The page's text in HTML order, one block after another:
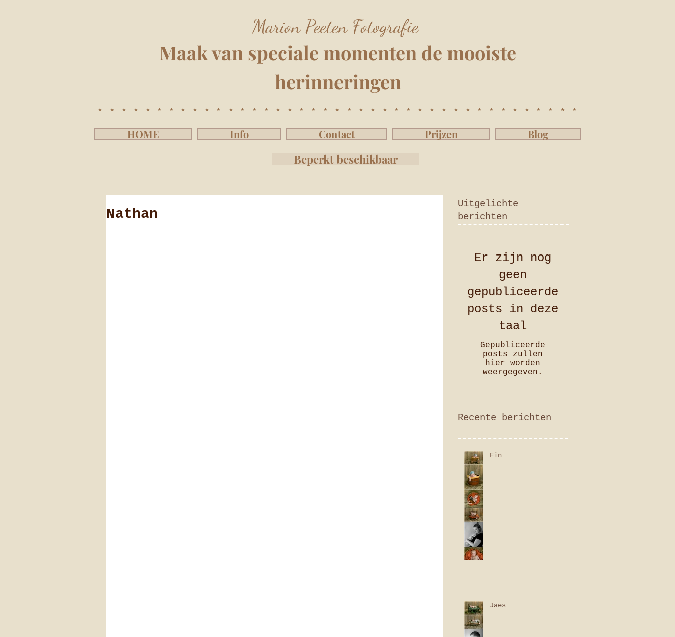
Marion Peeten Fotografie
Maak van speciale momenten de mooiste
herinneringen
*****************************************
HOME Info Contact Prijzen Blog
Beperkt beschikbaar
Nathan
Uitgelichte
berichten
Er zijn nog
geen
gepubliceerde
posts in deze
taal
Gepubliceerde
posts zullen
hier worden
weergegeven.
Recente berichten
Fin
Jaes